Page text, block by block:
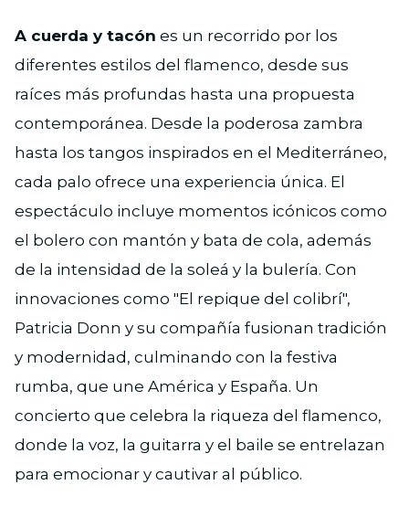
A cuerda y tacón es un recorrido por los
diferentes estilos del flamenco, desde sus
raíces más profundas hasta una propuesta
contemporánea. Desde la poderosa zambra
hasta los tangos inspirados en el Mediterráneo,
cada palo ofrece una experiencia única. El
espectáculo incluye momentos icónicos como
el bolero con mantón y bata de cola, además
de la intensidad de la soleá y la bulería. Con
innovaciones como "El repique del colibrí",
Patricia Donn y su compañía fusionan tradición
y modernidad, culminando con la festiva
rumba, que une América y España. Un
concierto que celebra la riqueza del flamenco,
donde la voz, la guitarra y el baile se entrelazan
para emocionar y cautivar al público.